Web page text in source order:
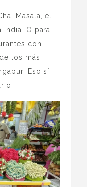
Masala, el
O para
con
los más
Eso sí,